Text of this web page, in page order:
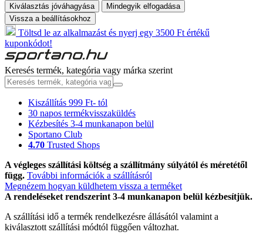
Kiválasztás jóváhagyása
Mindegyik elfogadása
Vissza a beállításokhoz
Töltsd le az alkalmazást és nyerj egy 3500 Ft értékű
kuponkódot!
Keresés termék, kategória vagy márka szerint
Kiszállítás 999 Ft- tól
30 napos termékvisszaküldés
Kézbesítés 3-4 munkanapon belül
Sportano Club
4.70 Trusted Shops
A végleges szállítási költség a szállítmány súlyától és méretétől
függ. További információk a szállításról
Megnézem hogyan küldhetem vissza a terméket
A rendeléseket rendszerint 3-4 munkanapon belül kézbesítjük.
A szállítási idő a termék rendelkezésre állásától valamint a
kiválasztott szállítási módtól függően változhat.